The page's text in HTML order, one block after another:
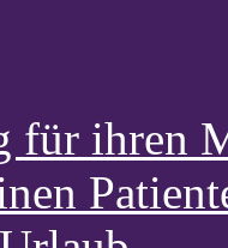
für ihren